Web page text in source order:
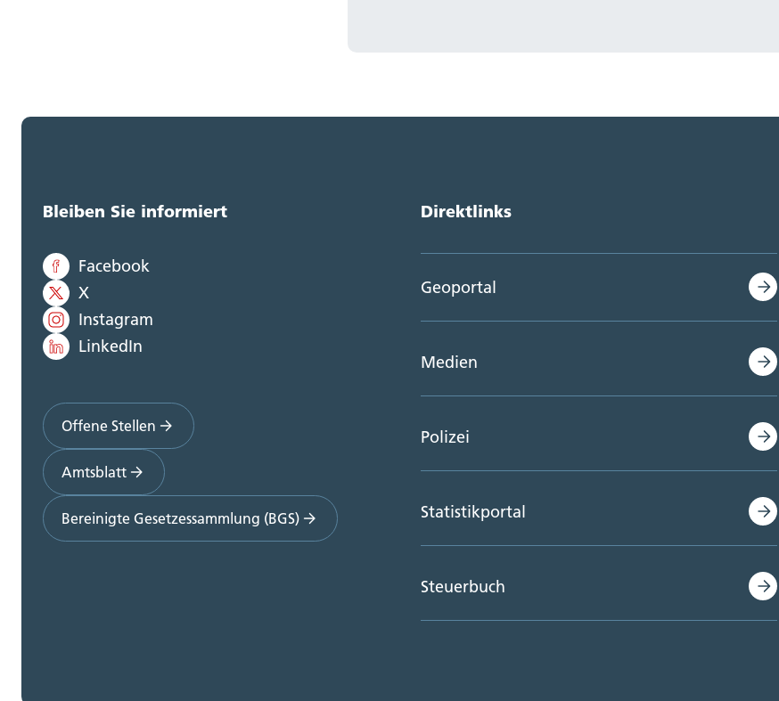
Bleiben Sie informiert
Facebook
X
Instagram
LinkedIn
Offene Stellen
Amtsblatt
Bereinigte Gesetzessammlung (BGS)
Direktlinks
Geoportal
Medien
Polizei
Statistikportal
Steuerbuch